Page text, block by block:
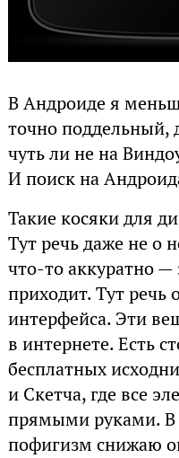
В Андроиде я
точно поддельный,
чуть ли не на
И поиск на
Такие косяки для
Тут речь даже не о
что-то аккуратно —
приходит. Тут речь
интерфейса. Эти
в интернете. Есть
бесплатных
и Скетча, где все
прямыми руками. В
пофигизм снижаю